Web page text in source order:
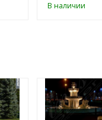
В наличии